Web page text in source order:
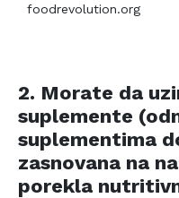
foodrevolution.org
2. Morate da
suplemente
suplementima
zasnovana na
porekla